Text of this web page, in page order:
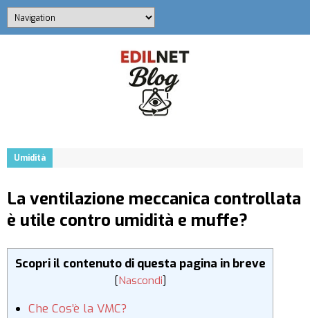
Umidità
La ventilazione meccanica controllata
è utile contro umidità e muffe?
Scopri il contenuto di questa pagina in breve
[Nascondi]
Che Cos’è la VMC?